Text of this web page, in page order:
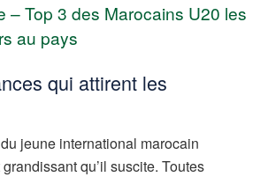
– Top 3 des Marocains U20 les
au pays
qui attirent les
jeune international marocain
qu’il suscite. Toutes